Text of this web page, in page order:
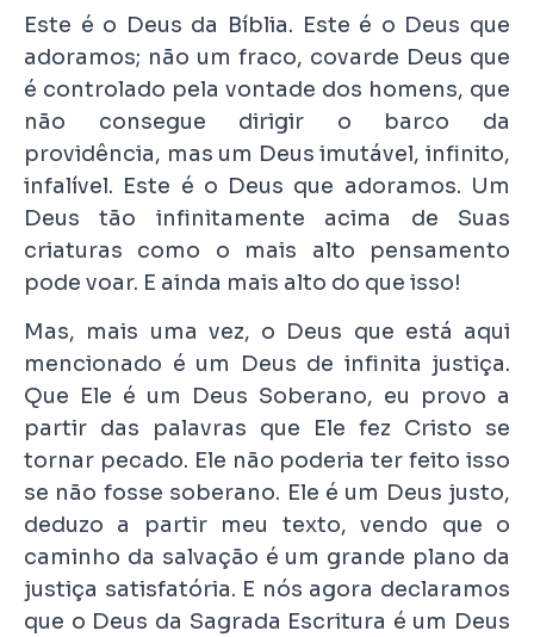
Este é o Deus da Bíblia. Este é o Deus que
adoramos; não um fraco, covarde Deus que
é controlado pela vontade dos homens, que
não consegue dirigir o barco da
providência, mas um Deus imutável, infinito,
infalível. Este é o Deus que adoramos. Um
Deus tão infinitamente acima de Suas
criaturas como o mais alto pensamento
pode voar. E ainda mais alto do que isso!
Mas, mais uma vez, o Deus que está aqui
mencionado é um Deus de infinita justiça.
Que Ele é um Deus Soberano, eu provo a
partir das palavras que Ele fez Cristo se
tornar pecado. Ele não poderia ter feito isso
se não fosse soberano. Ele é um Deus justo,
deduzo a partir meu texto, vendo que o
caminho da salvação é um grande plano da
justiça satisfatória. E nós agora declaramos
que o Deus da Sagrada Escritura é um Deus